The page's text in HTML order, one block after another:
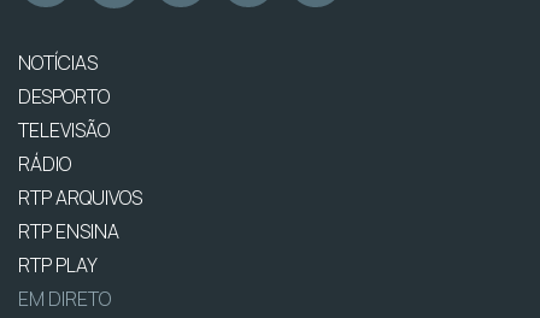
NOTÍCIAS
DESPORTO
TELEVISÃO
RÁDIO
RTP ARQUIVOS
RTP ENSINA
RTP PLAY
EM DIRETO